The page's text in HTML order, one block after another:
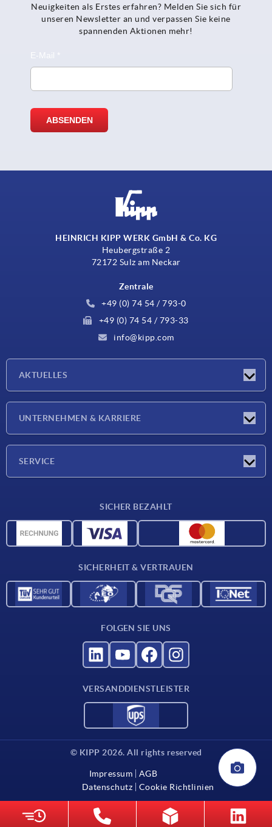
Neuigkeiten als Erstes erfahren? Melden Sie sich für
unseren Newsletter an und verpassen Sie keine
spannenden Aktionen mehr!
HEINRICH KIPP WERK GmbH & Co. KG
Heubergstraße 2
72172 Sulz am Neckar
Zentrale
+49 (0) 74 54 / 793-0
+49 (0) 74 54 / 793-33
info@kipp.com
AKTUELLES
Presseberichte
UNTERNEHMEN & KARRIERE
SERVICE
Werkstoffübersicht
SICHER BEZAHLT
SICHERHEIT & VERTRAUEN
FOLGEN SIE UNS
VERSANDDIENSTLEISTER
© KIPP 2026. All rights reserved
Impressum
AGB
Datenschutz
Cookie Richtlinien